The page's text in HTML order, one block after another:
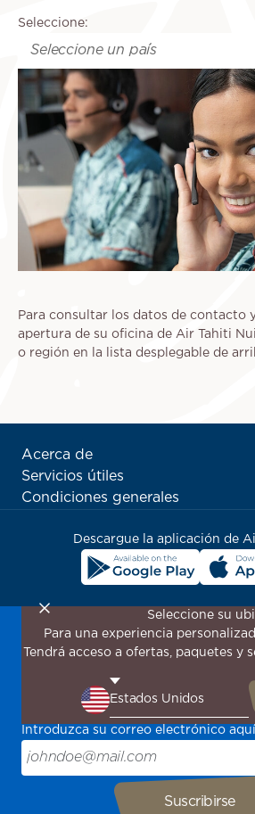
Seleccione:
Para consultar los datos de contacto
apertura de su oficina de Air Tahiti
o región en la lista desplegable de
ATN:
Footer
menu
block
Acerca de
Servicios útiles
Condiciones generales
Descargue la aplicación de
¡Suscríbase a nuestro boletín de
últimas novedades!
promociones especiales, descubra
encuentre inspiración para su
Introduzca su correo electrónico aquí
Seleccione su
Para una experiencia
Tendrá acceso a ofertas, paquetes y